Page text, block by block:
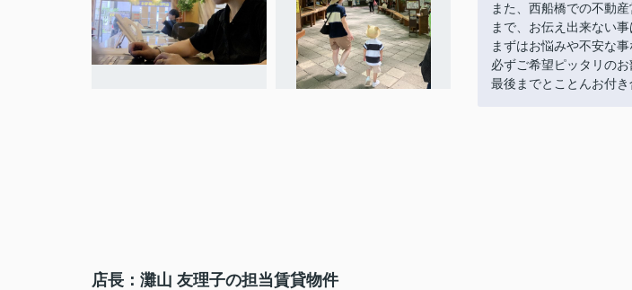
また、西船橋での不動
まで、お伝え出来ない
まずはお悩みや不安な
必ずご希望ピッタリの
最後までとことんお付
店長：灘山 友理子の担当賃貸物件